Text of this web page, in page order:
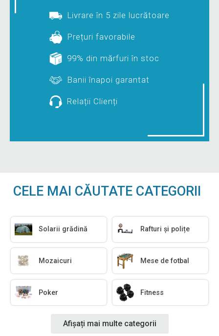
Livrare în 5 zile lucrătoare
Prețuri favorabile
99% din mărfuri în stoc
Banii înapoi garantat
Relații Clienți
CELE MAI CĂUTATE CATEGORII
Solarii grădină Rafturi și polițe
Mozaicuri Mese de fotbal
Poker Fitness
Afișați mai multe categorii